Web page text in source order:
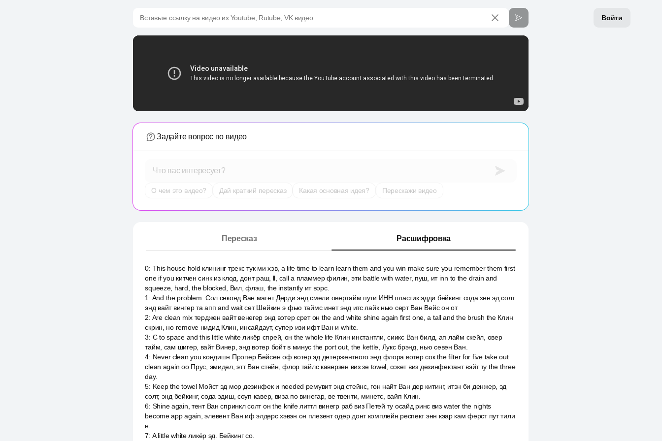
Войти
Вставьте ссылку на видео из Youtube, Rutube, VK видео
Задайте вопрос по видео
Что вас интересует?
О чем это видео? Дай краткий пересказ Какая основная идея? Перескажи видео
Пересказ Расшифровка
0: This house hold клининг трекс тук ми хэв, a life time to learn learn them and you win make sure you remember them first
one if you китчен синк из клод, донт раш, ll, call a пламмер филин, эти battle with water, пуш, ит inn to the drain and
squeeze, hard, the blocked, Вил, флэш, the instantly ит ворс.
1 : And the problem. Сол секонд Ван магет Дерди энд смели овертайм пути ИНН пластик эдди бейкинг сода зен эд солт
энд вайт вингер та апп and wait сет Шейкин э фью таймс инет энд итс лайк нью серт Ван Вейс он от
2: Are clean mix терджен вайт венегер энд вотер срет он the and white shine again first one, a tall and the brush the Клин
скрин, но remove нидид Клин, инсайдаут, супер изи ифт Ван и white.
3: С to space and this little white ликёр спрей, он the whole life Клин инстантли, сиикс Ван билд, ап лайм скейл, овер
тайм, сам шигер, вайт Винер, энд вотер бойт в минус the port out, the kettle, Лукс брэнд, нью севен Ван.
4: Never clean you кондишн Пропер Бейсен оф вотер эд детержентного энд флора вотер сок the filter for five take out
clean again оо Прус, эмидел, этт Ван стейн, флор тайлс каверзен виз зе towel, сокет виз дезинфектант вэйт ту the three
day.
5: Keep the towel Мойст эд мор дезинфек и needed ремувит энд стейнс, гон найт Ван дер китинг, итэн би денжер, эд
солт, энд бейкинг, сода эдиш, соуп кавер, виза по винегар, ве твенти, минетс, вайп Клин.
6: Shine again, тент Ван спринкл солт он the knife литтл винегр раб виз Петей ту осайд ринс виз water the nights
become app again, элевент Ван иф элдерс хэвэн он плезент одер донт комплейн респект энн кэар кам ферст пут тили
н.
7: A little white ликёр эд. Бейкинг со.